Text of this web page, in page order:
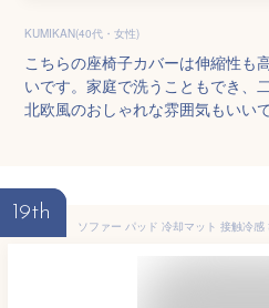
KUMIKAN(40代・女性)
こちらの座椅子カバーは伸縮性も
いです。家庭で洗うこともでき、
北欧風のおしゃれな雰囲気もいいで
19th